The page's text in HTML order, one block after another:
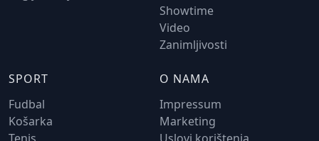
Showtime
Video
Zanimljivosti
SPORT
Fudbal
Košarka
O NAMA
Impressum
Marketing